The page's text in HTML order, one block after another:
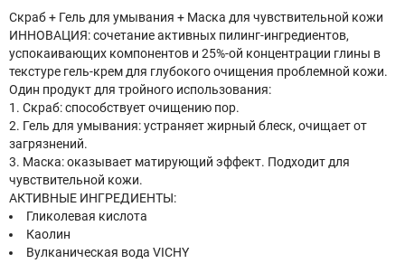
Скраб + Гель для умывания + Маска для чувствительной кожи
ИННОВАЦИЯ: сочетание активных пилинг-ингредиентов,
успокаивающих компонентов и 25%-ой концентрации глины в
текстуре гель-крем для глубокого очищения проблемной кожи.
Один продукт для тройного использования:
1. Скраб: способствует очищению пор.
2. Гель для умывания: устраняет жирный блеск, очищает от
загрязнений.
3. Маска: оказывает матирующий эффект. Подходит для
чувствительной кожи.
АКТИВНЫЕ ИНГРЕДИЕНТЫ:
Гликолевая кислота
Каолин
Вулканическая вода VICHY